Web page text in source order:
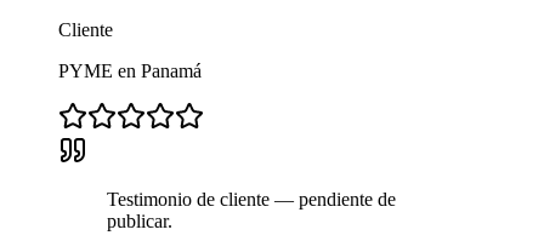
Cliente
PYME en Panamá
Testimonio de cliente — pendiente de
publicar.